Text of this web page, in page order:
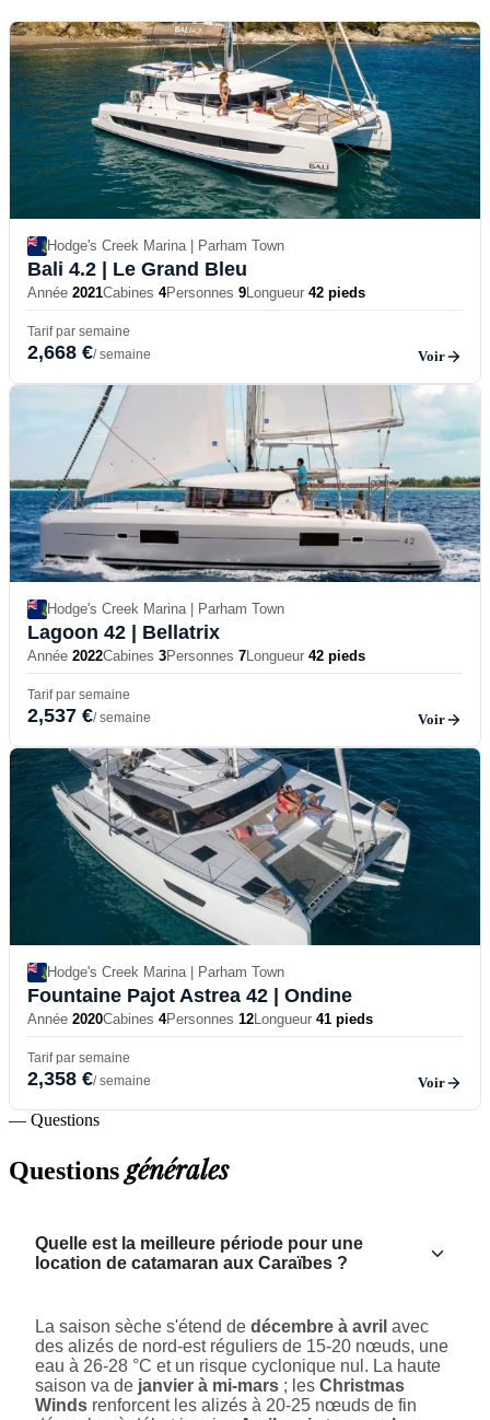
Hodge's Creek Marina | Parham Town
Bali 4.2 | Le Grand Bleu
Année 2021Cabines 4Personnes 9Longueur 42 pieds
Tarif par semaine
2,668 €/ semaine Voir
Hodge's Creek Marina | Parham Town
Lagoon 42 | Bellatrix
Année 2022Cabines 3Personnes 7Longueur 42 pieds
Tarif par semaine
2,537 €/ semaine Voir
Hodge's Creek Marina | Parham Town
Fountaine Pajot Astrea 42 | Ondine
Année 2020Cabines 4Personnes 12Longueur 41 pieds
Tarif par semaine
2,358 €/ semaine Voir
— Questions
Questionsgénérales
Quelle est la meilleure période pour une
location de catamaran aux Caraïbes ?
La saison sèche s'étend de décembre à avril avec
des alizés de nord-est réguliers de 15-20 nœuds, une
eau à 26-28 °C et un risque cyclonique nul. La haute
saison va de janvier à mi-mars ; les Christmas
Winds renforcent les alizés à 20-25 nœuds de fin